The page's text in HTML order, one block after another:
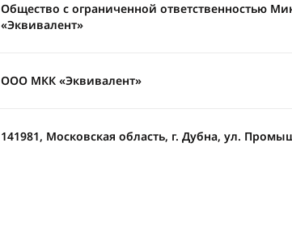
Общество с ограниченной ответственностью
«Эквивалент»
ООО МКК «Эквивалент»
141981, Московская область, г. Дубна, ул.